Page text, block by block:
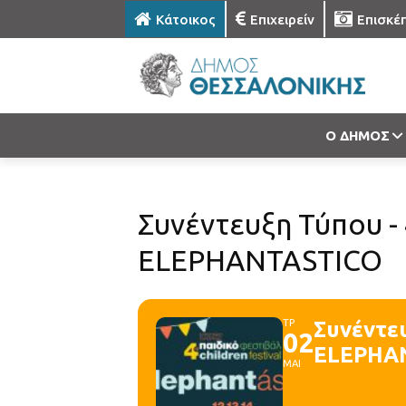
Κάτοικος Επιχειρείν
Ο ΔΗΜΟΣ
Συνέντευξη Τύπου
ELEPHANTASTICO
ΤΡ
02
ΜΑΙ